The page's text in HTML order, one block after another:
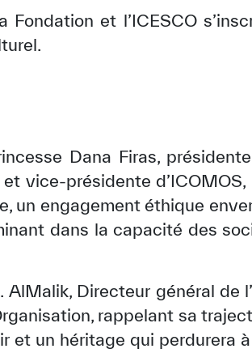
et l’ICESCO
Dana Firas,
vice-présidente d’ICOMOS,
un engagement éthique
dans la capacité des
Directeur général de
rappelant sa
et un héritage qui perdurera